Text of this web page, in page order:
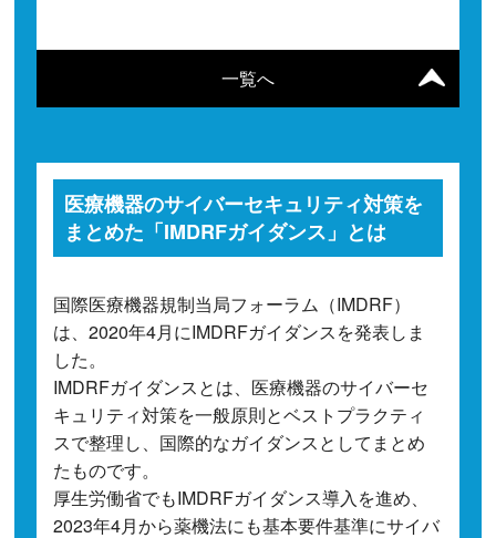
一覧へ
医療機器のサイバーセキュリティ対策を
まとめた「IMDRFガイダンス」とは
国際医療機器規制当局フォーラム（IMDRF）
は、2020年4月にIMDRFガイダンスを発表しま
した。
IMDRFガイダンスとは、医療機器のサイバーセ
キュリティ対策を一般原則とベストプラクティ
スで整理し、国際的なガイダンスとしてまとめ
たものです。
厚生労働省でもIMDRFガイダンス導入を進め、
2023年4月から薬機法にも基本要件基準にサイバ